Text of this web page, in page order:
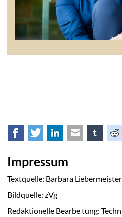
Facebook
TwitterLinkedInE-mail tumblr
Impressum
Textquelle: Barbara Liebermeister
Bildquelle: zVg
Redaktionelle Bearbeitung: